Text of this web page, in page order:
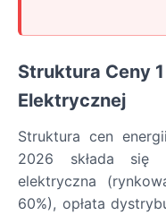
Struktura Ceny
Elektrycznej
Struktura cen
2026 składa się
elektryczna
60%), opłata